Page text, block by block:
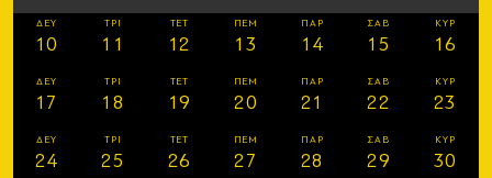
ΔΕΥ
10
ΤΡΙ
11
ΤΕΤ
12
ΠΕΜ
13
ΠΑΡ
14
ΣΑΒ
15
ΚΥΡ
16
ΔΕΥ
17
ΤΡΙ
18
ΤΕΤ
19
ΠΕΜ
20
ΠΑΡ
21
ΣΑΒ
22
ΚΥΡ
23
ΔΕΥ
24
ΤΡΙ
25
ΤΕΤ
26
ΠΕΜ
27
ΠΑΡ
28
ΣΑΒ
29
ΚΥΡ
30